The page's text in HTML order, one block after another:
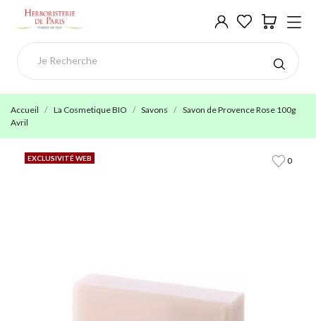
Accueil La Cosmetique BIO Savons
Savon de Provence Rose 100g
Avril
0
EXCLUSIVITÉ WEB